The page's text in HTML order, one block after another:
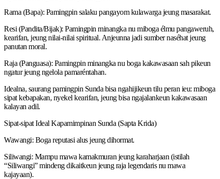
Rama (Bapa): Pamingpin salaku pangayom kulawarga jeung masarakat.
Resi (Pandita/Bijak): Pamingpin minangka nu miboga élmu pangaweruh,
kearifan, jeung nilai-nilai spiritual. Anjeunna jadi sumber naséhat jeung
panutan moral.
Raja (Panguasa): Pamingpin minangka nu boga kakawasaan sah pikeun
ngatur jeung ngelola pamaréntahan.
Idealna, saurang pamingpin Sunda bisa ngahijikeun tilu peran ieu: miboga
sipat kebapakan, nyekel kearifan, jeung bisa ngajalankeun kakawasaan
kalayan adil.
Sipat-sipat Ideal Kapamimpinan Sunda (Sapta Krida)
Wawangi: Boga reputasi alus jeung dihormat.
Siliwangi: Mampu mawa kamakmuran jeung karaharjaan (istilah
“Siliwangi” mindeng dikaitkeun jeung raja legendaris nu mawa
kajayaan).